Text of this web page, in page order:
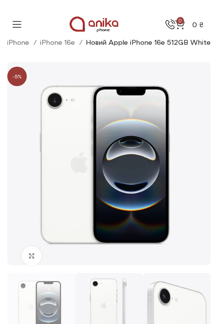
0 0 ₴
iPhone iPhone 16e Новий Apple iPhone 16e 512GB White
-5%